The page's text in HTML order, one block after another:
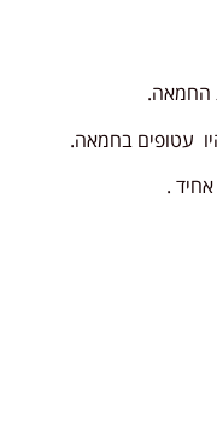
החמאה.
עטופים בחמאה.
.